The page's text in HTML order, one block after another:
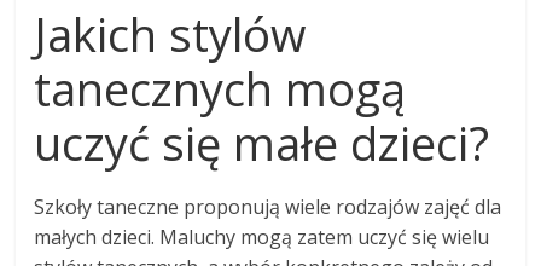
Jakich stylów
tanecznych mogą
uczyć się małe dzieci?
Szkoły taneczne proponują wiele rodzajów zajęć dla
małych dzieci. Maluchy mogą zatem uczyć się wielu